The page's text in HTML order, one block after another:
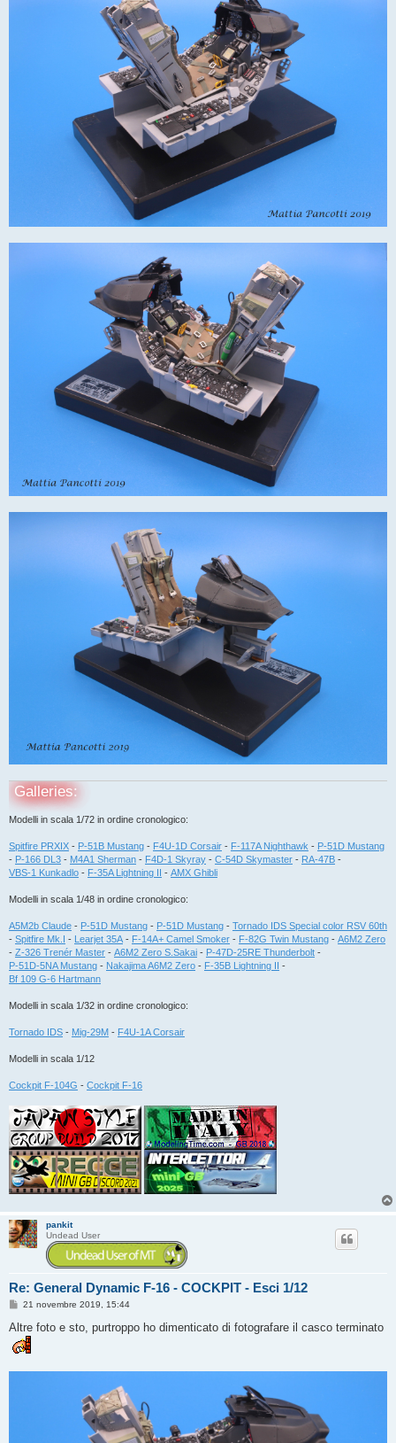
Galleries:
Modelli in scala 1/72 in ordine cronologico:
Spitfire PRXIX - P-51B Mustang - F4U-1D Corsair - F-117A Nighthawk - P-51D Mustang
- P-166 DL3 - M4A1 Sherman - F4D-1 Skyray - C-54D Skymaster - RA-47B -
VBS-1 Kunkadlo - F-35A Lightning II - AMX Ghibli
Modelli in scala 1/48 in ordine cronologico:
A5M2b Claude - P-51D Mustang - P-51D Mustang - Tornado IDS Special color RSV 60th
- Spitfire Mk.I - Learjet 35A - F-14A+ Camel Smoker - F-82G Twin Mustang - A6M2 Zero
- Z-326 Trenér Master - A6M2 Zero S.Sakai - P-47D-25RE Thunderbolt -
P-51D-5NA Mustang - Nakajima A6M2 Zero - F-35B Lightning II -
Bf 109 G-6 Hartmann
Modelli in scala 1/32 in ordine cronologico:
Tornado IDS - Mig-29M - F4U-1A Corsair
Modelli in scala 1/12
Cockpit F-104G - Cockpit F-16
pankit
Undead User
Re: General Dynamic F-16 - COCKPIT - Esci 1/12
M
s
a
21 novembre 2019, 15:44
Altre foto e sto, purtroppo ho dimenticato di fotografare il casco terminato